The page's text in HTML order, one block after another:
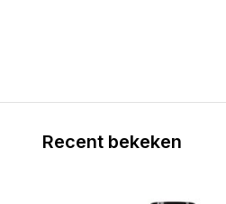
Recent bekeken